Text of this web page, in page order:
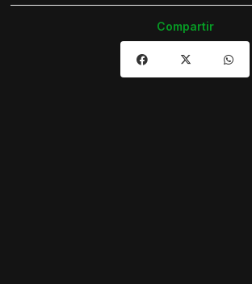
Compartir